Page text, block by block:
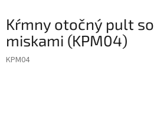
Kŕmny otočný pult
miskami (KPM04)
KPM04